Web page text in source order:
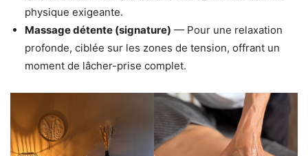
physique exigeante.
Massage détente (signature) — Pour une relaxation
profonde, ciblée sur les zones de tension, offrant un
moment de lâcher-prise complet.